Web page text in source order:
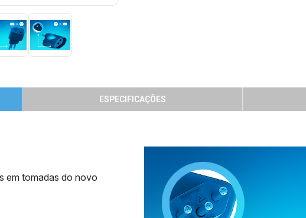
ESPECIFICAÇÕES
em tomadas do novo